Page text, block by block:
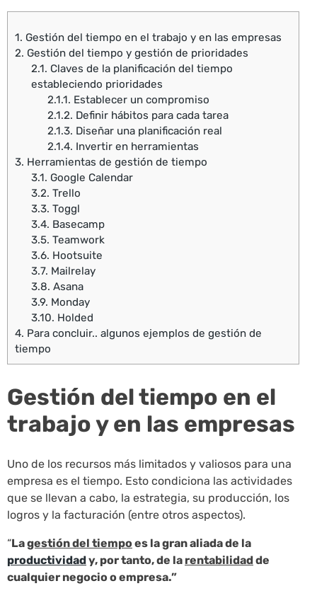
1. Gestión del tiempo en el trabajo y en las empresas
2. Gestión del tiempo y gestión de prioridades
2.1. Claves de la planificación del tiempo
estableciendo prioridades
2.1.1. Establecer un compromiso
2.1.2. Definir hábitos para cada tarea
2.1.3. Diseñar una planificación real
2.1.4. Invertir en herramientas
3. Herramientas de gestión de tiempo
3.1. Google Calendar
3.2. Trello
3.3. Toggl
3.4. Basecamp
3.5. Teamwork
3.6. Hootsuite
3.7. Mailrelay
3.8. Asana
3.9. Monday
3.10. Holded
4. Para concluir.. algunos ejemplos de gestión de
tiempo
Gestión del tiempo en el
trabajo y en las empresas
Uno de los recursos más limitados y valiosos para una
empresa es el tiempo. Esto condiciona las actividades
que se llevan a cabo, la estrategia, su producción, los
logros y la facturación (entre otros aspectos).
“Lagestión del tiempo es la gran aliada de la
productividady, por tanto, de la rentabilidadde
cualquier negocio o empresa.”